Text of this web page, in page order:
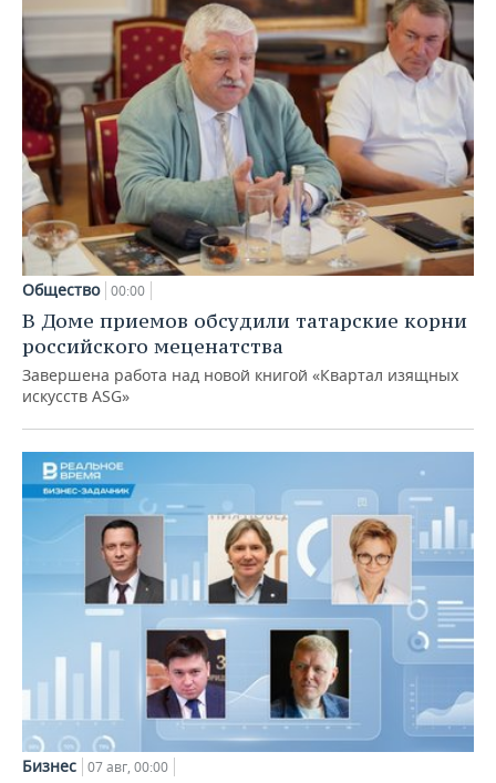
Общество 00:00
В Доме приемов обсудили татарские корни
российского меценатства
Завершена работа над новой книгой «Квартал изящных
искусств ASG»
Бизнес 07 авг, 00:00